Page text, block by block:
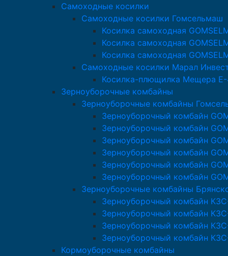
Самоходные косилки
Самоходные косилки Гомсельмаш
Косилка самоходная
Косилка самоходная
Косилка самоходная
Самоходные косилки Марал
Косилка-плющилка Мещера
Зерноуборочные комбайны
Зерноуборочные комбайны
Зерноуборочный комбайн
Зерноуборочный комбайн
Зерноуборочный комбайн
Зерноуборочный комбайн
Зерноуборочный комбайн
Зерноуборочный комбайн
Зерноуборочные комбайны
Зерноуборочный комбайн
Зерноуборочный комбайн
Зерноуборочный комбайн
Зерноуборочный комбайн
Кормоуборочные комбайны